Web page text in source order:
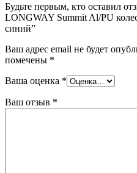
Будьте первым, кто оставил
LONGWAY Summit Al/PU
синий”
Ваш адрес email не будет
помечены *
Ваша оценка *
Ваш отзыв *